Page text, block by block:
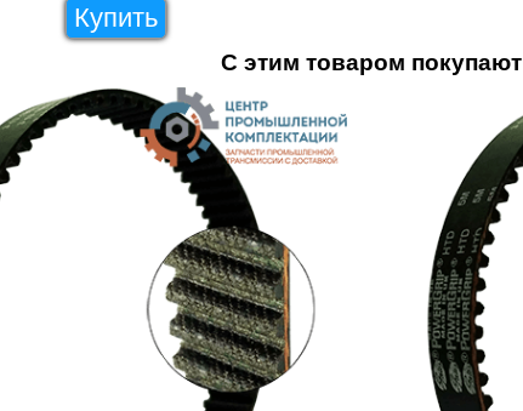
Купить
С этим товаром покупают